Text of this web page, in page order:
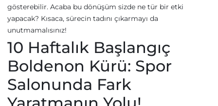
gösterebilir. Acaba bu dönüşüm sizde ne tür bir etki
yapacak? Kısaca, sürecin tadını çıkarmayı da
unutmamalısınız!
10 Haftalık Başlangıç
Boldenon Kürü: Spor
Salonunda Fark